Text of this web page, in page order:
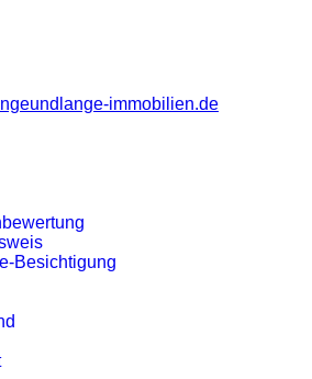
immobilien.de
Besichtigung